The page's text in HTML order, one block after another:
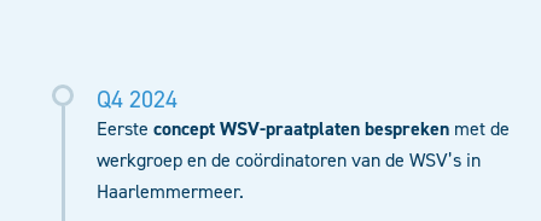
Q4 2024
Eerste concept WSV-praatplaten bespreken met de
werkgroep en de coördinatoren van de WSV’s in
Haarlemmermeer.